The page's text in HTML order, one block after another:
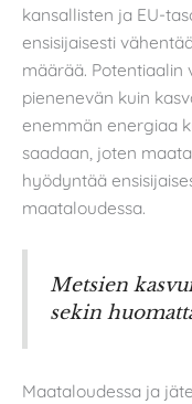
kansallisten ja EU-
ensisijaisesti
määrää. Potentiaalin
pienenevän kuin
enemmän energiaa
saadaan, joten
hyödyntää
maataloudessa.
Metsien
sekin
Maataloudessa ja